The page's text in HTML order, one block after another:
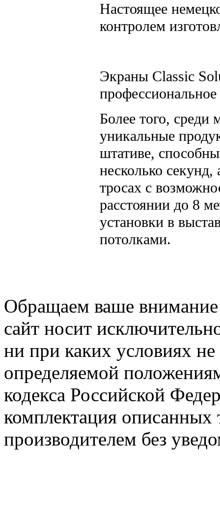
Настоящее
контролем
Экраны Classic
Более того, среди
уникальные
штативе,
несколько
тросах с
расстоянии до 8
установки в
потолками.
Обращаем ваше
сайт носит
ни при каких условиях
определяемой
кодекса Российской
комплектация
производителем без